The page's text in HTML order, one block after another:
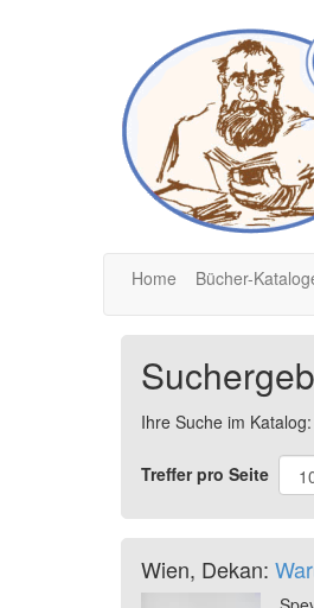
Home Bücher-
Ihre Suche im Katalog:
Treffer pro Seite
Wien, Dekan: